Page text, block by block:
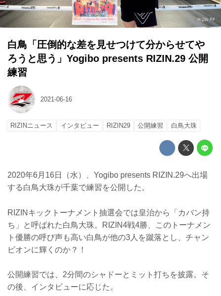
白鳥「圧倒的な差を見せつけて分からせてや
ろうと思う」Yogibo presents RIZIN.29 公開
練習
2021-06-16
RIZINニュース インタビュー RIZIN29 公開練習 白鳥大珠
2020年6月16日（水）、Yogibo presents RIZIN.29へ出場
する白鳥大珠が千葉で練習を公開した。
RIZINキックトーナメント抽選会では皇治から「カバン持
ち」と呼ばれた白鳥大珠。RIZIN4戦4勝、このトーナメン
ト優勝の呼び声も高い白鳥が他の3人を蹴落とし、チャン
ピオンに輝くのか？！
公開練習では、2分間のシャドーとミット打ちを披露。そ
の後、インタビューに応じた。